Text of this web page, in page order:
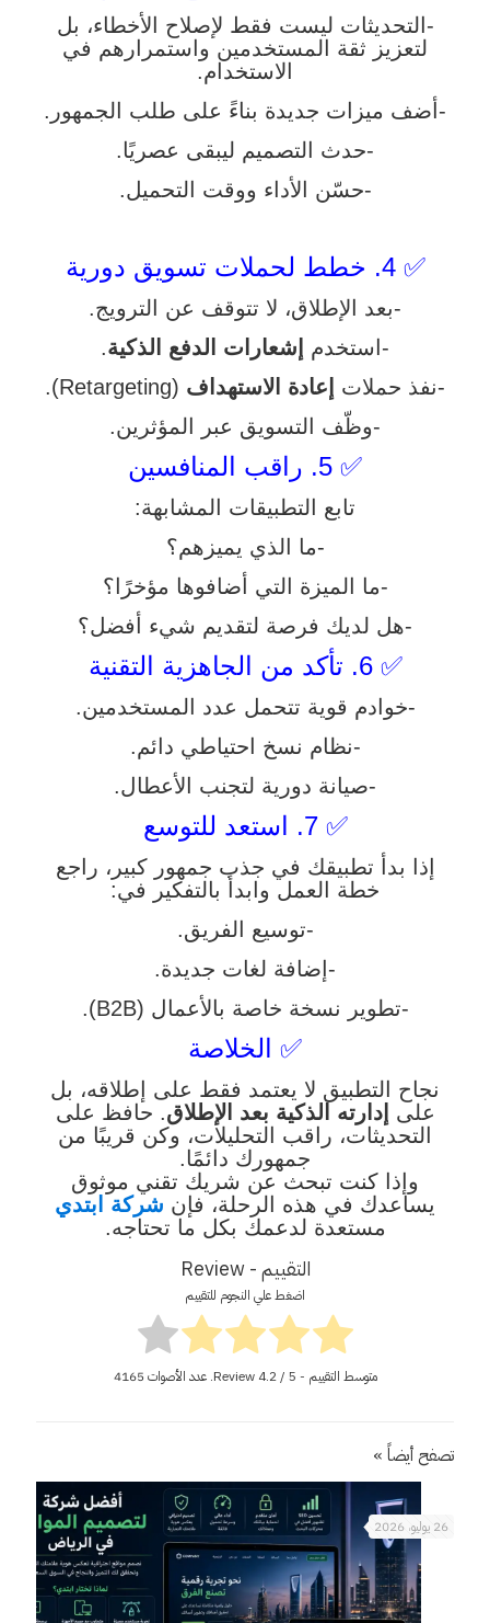
-التحديثات ليست فقط لإصلاح الأخطاء، بل
لتعزيز ثقة المستخدمين واستمرارهم في
الاستخدام.
-أضف ميزات جديدة بناءً على طلب الجمهور.
-حدث التصميم ليبقى عصريًا.
-حسّن الأداء ووقت التحميل.
✅ 4. خطط لحملات تسويق دورية
-بعد الإطلاق، لا تتوقف عن الترويج.
-استخدم
إشعارات الدفع الذكية.
-نفذ حملات
إعادة الاستهداف (Retargeting).
-وظّف التسويق عبر المؤثرين.
✅ 5. راقب المنافسين
تابع التطبيقات المشابهة:
-ما الذي يميزهم؟
-ما الميزة التي أضافوها مؤخرًا؟
-هل لديك فرصة لتقديم شيء أفضل؟
✅ 6. تأكد من الجاهزية التقنية
-خوادم قوية تتحمل عدد المستخدمين.
-نظام نسخ احتياطي دائم.
-صيانة دورية لتجنب الأعطال.
✅ 7. استعد للتوسع
إذا بدأ تطبيقك في جذب جمهور كبير، راجع
خطة العمل وابدأ بالتفكير في:
-توسيع الفريق.
-إضافة لغات جديدة.
-تطوير نسخة خاصة بالأعمال (B2B).
✅ الخلاصة
نجاح التطبيق لا يعتمد فقط على إطلاقه، بل
على إدارته الذكية بعد الإطلاق. حافظ على
التحديثات، راقب التحليلات، وكن قريبًا من
جمهورك دائمًا.
وإذا كنت تبحث عن شريك تقني موثوق
يساعدك في هذه الرحلة، فإن شركة ابتدي
مستعدة لدعمك بكل ما تحتاجه.
التقييم - Review
اضغط علي النجوم للتقييم
متوسط التقييم - Review 4.2/ 5. عدد الأصوات 4165
تصفح أيضاً »
26 يوليو، 2026